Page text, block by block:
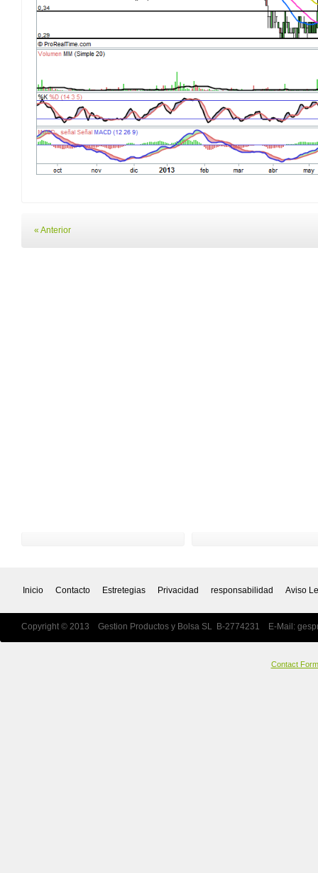
« Anterior
Inicio Contacto Estretegias Privacidad responsabilidad Aviso
Copyright © 2013 Gestion Productos y Bolsa SL B-2774231 E-Mail:
Contact Form